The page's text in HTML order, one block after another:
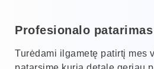
Profesionalo
Turėdami ilgametę patirtį mes